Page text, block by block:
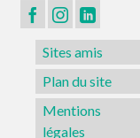
Sites amis
Plan du site
Mentions
légales